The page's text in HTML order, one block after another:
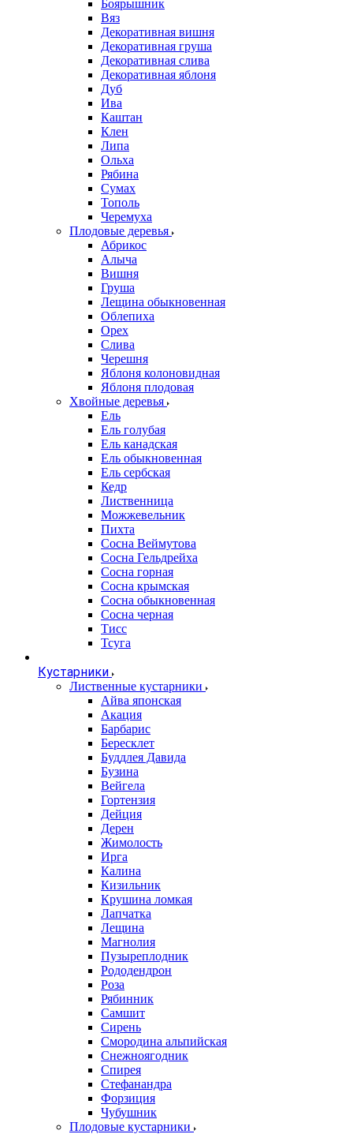
Боярышник
Вяз
Декоративная вишня
Декоративная груша
Декоративная слива
Декоративная яблоня
Дуб
Ива
Каштан
Клен
Липа
Ольха
Рябина
Сумах
Тополь
Черемуха
Плодовые деревья
Абрикос
Алыча
Вишня
Груша
Лещина обыкновенная
Облепиха
Орех
Слива
Черешня
Яблоня колоновидная
Яблоня плодовая
Хвойные деревья
Ель
Ель голубая
Ель канадская
Ель обыкновенная
Ель сербская
Кедр
Лиственница
Можжевельник
Пихта
Сосна Веймутова
Сосна Гельдрейха
Сосна горная
Сосна крымская
Сосна обыкновенная
Сосна черная
Тисс
Тсуга
Кустарники
Лиственные кустарники
Айва японская
Акация
Барбарис
Бересклет
Буддлея Давида
Бузина
Вейгела
Гортензия
Дейция
Дерен
Жимолость
Ирга
Калина
Кизильник
Крушина ломкая
Лапчатка
Лещина
Магнолия
Пузыреплодник
Рододендрон
Роза
Рябинник
Самшит
Сирень
Смородина альпийская
Снежноягодник
Спирея
Стефанандра
Форзиция
Чубушник
Плодовые кустарники